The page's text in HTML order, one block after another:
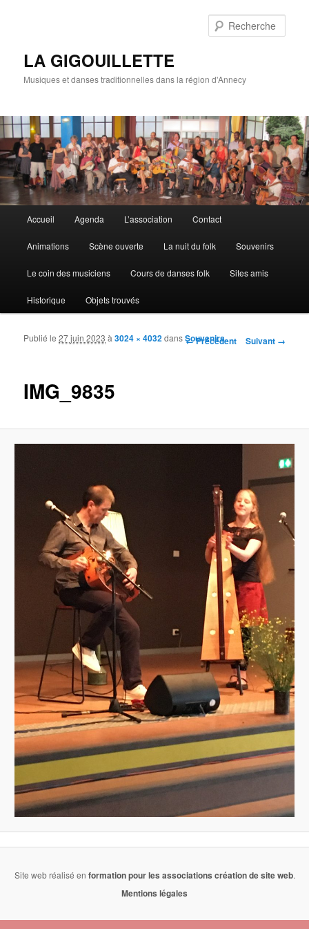
LA GIGOUILLETTE
Musiques et danses traditionnelles dans la région d'Annecy
Aller au contenu principal
Aller au contenu secondaire
Accueil Agenda L’association Contact
Animations Scène ouverte La nuit du folk Souvenirs
Le coin des musiciens Cours de danses folk Sites amis
Historique Objets trouvés
Navigation des images
← Précédent Suivant →
IMG_9835
Publié le27 juin 2023 à3024 × 4032dansSouvenirs
Site web réalisé en formation pour les associations création de site web.
Mentions légales